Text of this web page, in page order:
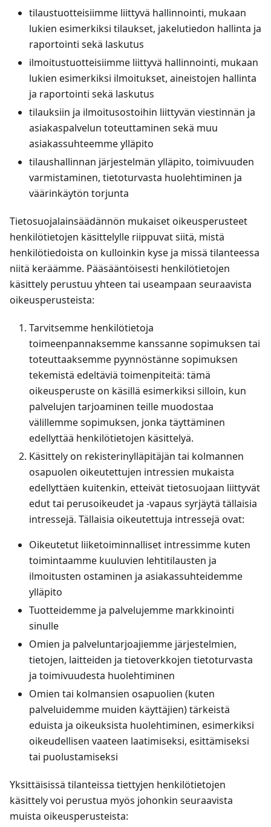
tilaustuotteisiimme liittyvä hallinnointi, mukaan
lukien esimerkiksi tilaukset, jakelutiedon hallinta ja
raportointi sekä laskutus
ilmoitustuotteisiimme liittyvä hallinnointi, mukaan
lukien esimerkiksi ilmoitukset, aineistojen hallinta
ja raportointi sekä laskutus
tilauksiin ja ilmoitusostoihin liittyvän viestinnän ja
asiakaspalvelun toteuttaminen sekä muu
asiakassuhteemme ylläpito
tilaushallinnan järjestelmän ylläpito, toimivuuden
varmistaminen, tietoturvasta huolehtiminen ja
väärinkäytön torjunta
Tietosuojalainsäädännön mukaiset oikeusperusteet
henkilötietojen käsittelylle riippuvat siitä, mistä
henkilötiedoista on kulloinkin kyse ja missä tilanteessa
niitä keräämme. Pääsääntöisesti henkilötietojen
käsittely perustuu yhteen tai useampaan seuraavista
oikeusperusteista:
Tarvitsemme henkilötietoja
toimeenpannaksemme kanssanne sopimuksen tai
toteuttaaksemme pyynnöstänne sopimuksen
tekemistä edeltäviä toimenpiteitä: tämä
oikeusperuste on käsillä esimerkiksi silloin, kun
palvelujen tarjoaminen teille muodostaa
välillemme sopimuksen, jonka täyttäminen
edellyttää henkilötietojen käsittelyä.
Käsittely on rekisterinylläpitäjän tai kolmannen
osapuolen oikeutettujen intressien mukaista
edellyttäen kuitenkin, etteivät tietosuojaan liittyvät
edut tai perusoikeudet ja -vapaus syrjäytä tällaisia
intressejä. Tällaisia oikeutettuja intressejä ovat:
Oikeutetut liiketoiminnalliset intressimme kuten
toimintaamme kuuluvien lehtitilausten ja
ilmoitusten ostaminen ja asiakassuhteidemme
ylläpito
Tuotteidemme ja palvelujemme markkinointi
sinulle
Omien ja palveluntarjoajiemme järjestelmien,
tietojen, laitteiden ja tietoverkkojen tietoturvasta
ja toimivuudesta huolehtiminen
Omien tai kolmansien osapuolien (kuten
palveluidemme muiden käyttäjien) tärkeistä
eduista ja oikeuksista huolehtiminen, esimerkiksi
oikeudellisen vaateen laatimiseksi, esittämiseksi
tai puolustamiseksi
Yksittäisissä tilanteissa tiettyjen henkilötietojen
käsittely voi perustua myös johonkin seuraavista
muista oikeusperusteista: